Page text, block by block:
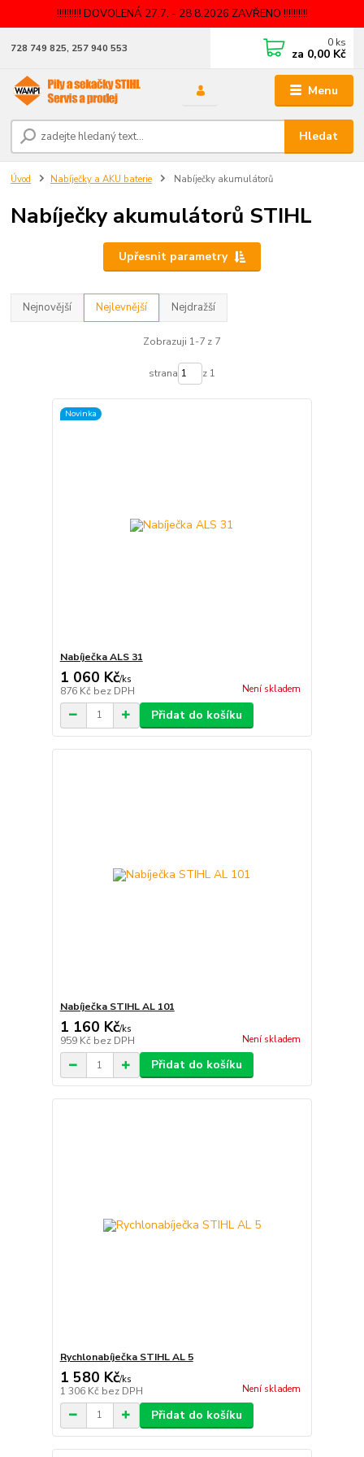
!!!!!!!!!! DOVOLENÁ 27.7. - 28.8.2026 ZAVŘENO !!!!!!!!!!
Menu
Hledat
728 749 825, 257 940 553 0 ks
za 0,00 Kč
Úvod Nabíječky a AKU baterie Nabíječky akumulátorů
Nabíječky akumulátorů STIHL
Upřesnit parametry
Nejnovější Nejlevnější Nejdražší
Zobrazuji 1-7 z 7
strana z 1
Novinka
Nabíječka ALS 31
1 060 Kč/ks
876 Kč bez DPH Není skladem
Přidat do košíku
Nabíječka STIHL AL 101
1 160 Kč/ks
959 Kč bez DPH Není skladem
Přidat do košíku
Rychlonabíječka STIHL AL 5
1 580 Kč/ks
1 306 Kč bez DPH Není skladem
Přidat do košíku